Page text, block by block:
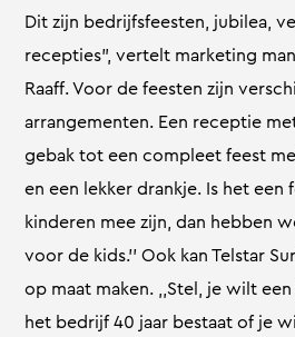
Dit zijn bedrijfsfeesten, jubilea,
recepties”, vertelt marketing
Raaff. Voor de feesten zijn
arrangementen. Een receptie
gebak tot een compleet feest
en een lekker drankje. Is het een
kinderen mee zijn, dan hebben
voor de kids.’’ Ook kan Telstar
op maat maken. ,,Stel, je wilt
het bedrijf 40 jaar bestaat of je